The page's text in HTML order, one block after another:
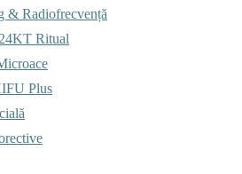
& Radiofrecvență
Ritual
Plus